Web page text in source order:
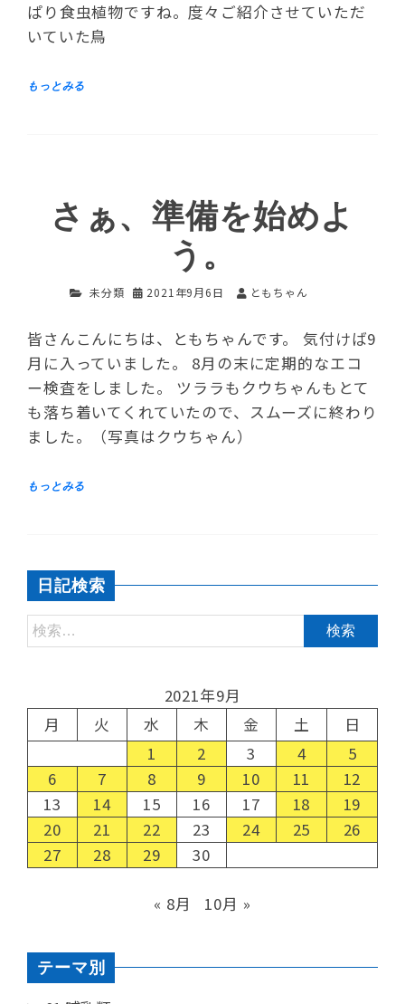
ぱり食虫植物ですね。度々ご紹介させていただ
いていた鳥
さぁ、準備を始めよ
う。
未分類 2021年9月6日 ともちゃん
皆さんこんにちは、ともちゃんです。 気付けば9
月に入っていました。 8月の末に定期的なエコ
ー検査をしました。 ツララもクウちゃんもとて
も落ち着いてくれていたので、スムーズに終わり
ました。（写真はクウちゃん）
日記検索
2021年9月
月
火 水 木 金 土
日
1
2 3 4
5
6
7 8 9 10 11
12
13
14 15 16 17 18
19
20
21 22 23 24 25
26
27
28 29 30
« 8月 10月 »
テーマ別